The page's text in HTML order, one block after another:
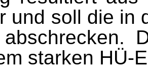
und soll die in
starken HÜ-